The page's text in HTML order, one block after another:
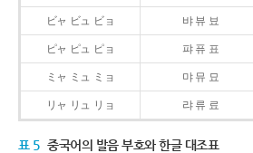
ビャ ビュ ビョ 뱌 뷰 뵤
ピャ ピュ ピョ 퍄 퓨 표
ミャ ミュ ミョ 먀 뮤 묘
リャ リュ リョ 랴 류 료
표 5 중국어의 발음 부호와 한글 대조표